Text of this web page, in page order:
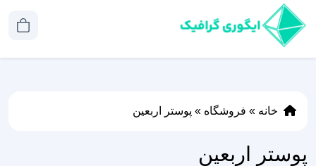
خانه » فروشگاه » پوستر اربعین
پوستر اربعین